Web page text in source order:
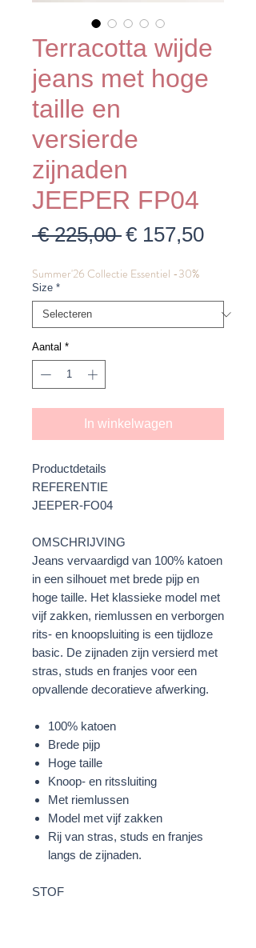
Terracotta wijde
jeans met hoge
taille en
versierde
zijnaden
JEEPER FP04
€ 225,00 Normale
€ 157,50
Summer'26 Collectie Essentiel -30%
Size *
Aantal *
In winkelwagen
Productdetails
REFERENTIE
JEEPER-FO04
OMSCHRIJVING
Jeans vervaardigd van 100% katoen
in een silhouet met brede pijp en
hoge taille. Het klassieke model met
vijf zakken, riemlussen en verborgen
rits- en knoopsluiting is een tijdloze
basic. De zijnaden zijn versierd met
stras, studs en franjes voor een
opvallende decoratieve afwerking.
100% katoen
Brede pijp
Hoge taille
Knoop- en ritssluiting
Met riemlussen
Model met vijf zakken
Rij van stras, studs en franjes
langs de zijnaden.
STOF